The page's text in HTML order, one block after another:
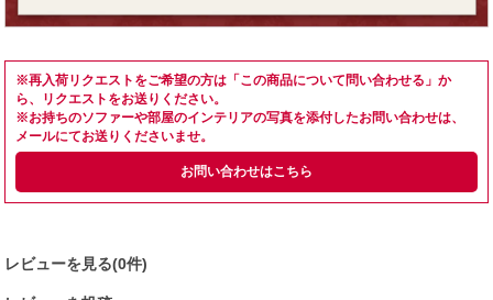
※再入荷リクエストをご希望の方は「この商品について問い合わせる」か
ら、リクエストをお送りください。
※お持ちのソファーや部屋のインテリアの写真を添付したお問い合わせは、
メールにてお送りくださいませ。
お問い合わせはこちら
レビューを見る(0件)